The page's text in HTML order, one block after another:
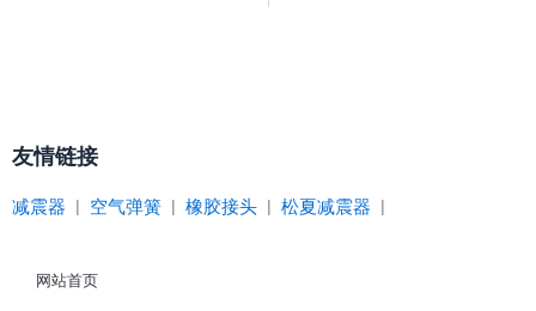
友情链接
减震器 空气弹簧 橡胶接头 松夏减震器
网站首页